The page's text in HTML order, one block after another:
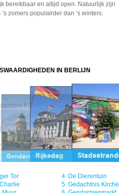
bereikbaar en altijd open. Natuurlijk zijn
zomers populairder dan ’s winters.
IN BERLIJN
Tor
4. De Dierentuin
5. Gedachtnis Kirche